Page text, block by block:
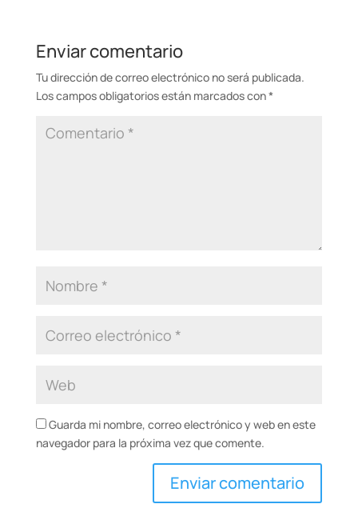
Enviar comentario
Tu dirección de correo electrónico no será publicada.
Los campos obligatorios están marcados con*
Guarda mi nombre, correo electrónico y web en este
navegador para la próxima vez que comente.